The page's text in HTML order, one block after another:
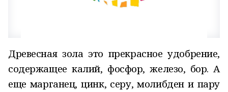
Древесная зола это прекрасное удобрение,
содержащее калий, фосфор, железо, бор. А
еще марганец, цинк, серу, молибден и пару